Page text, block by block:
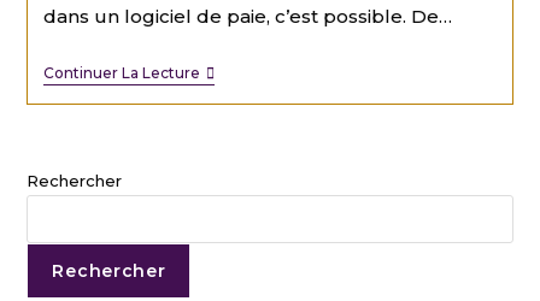
dans un logiciel de paie, c’est possible. De…
Continuer La Lecture
Rechercher
Rechercher